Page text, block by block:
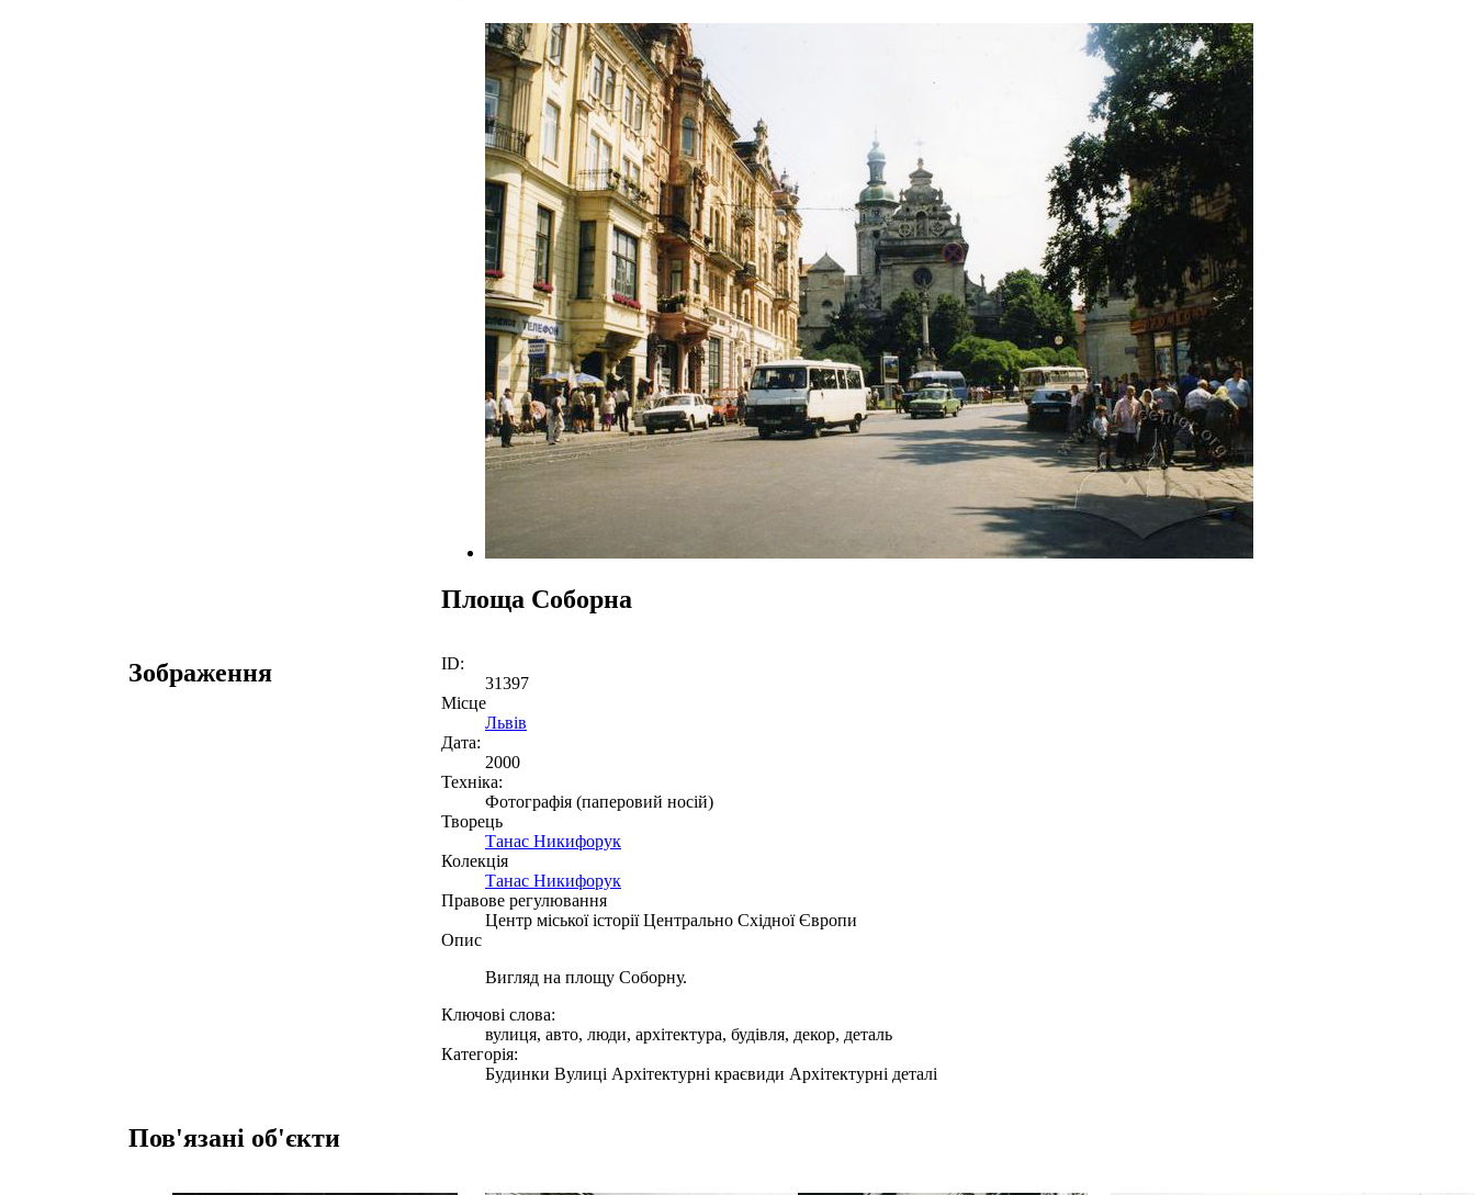
Площа Соборна
Зображення
ID:
31397
Місце
Львів
Дата:
2000
Техніка:
Фотографія (паперовий носій)
Творець
Танас Никифорук
Колекція
Танас Никифорук
Правове регулювання
Центр міської історії Центрально Східної Європи
Опис
Вигляд на площу Соборну.
Ключові слова:
вулиця, авто, люди, архітектура, будівля, декор, деталь
Категорія:
Будинки Вулиці Архітектурні краєвиди Архітектурні деталі
Пов'язані об'єкти